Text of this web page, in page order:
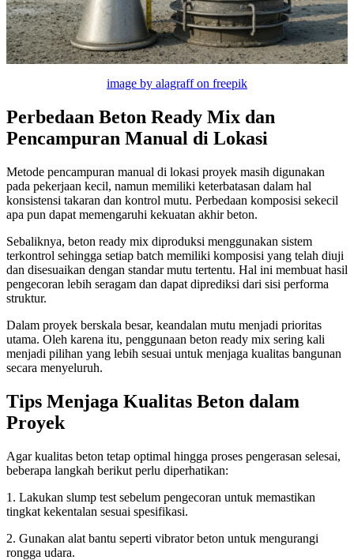
image by alagraff on freepik
Perbedaan Beton Ready Mix dan
Pencampuran Manual di Lokasi
Metode pencampuran manual di lokasi proyek masih digunakan
pada pekerjaan kecil, namun memiliki keterbatasan dalam hal
konsistensi takaran dan kontrol mutu. Perbedaan komposisi sekecil
apa pun dapat memengaruhi kekuatan akhir beton.
Sebaliknya, beton ready mix diproduksi menggunakan sistem
terkontrol sehingga setiap batch memiliki komposisi yang telah diuji
dan disesuaikan dengan standar mutu tertentu. Hal ini membuat hasil
pengecoran lebih seragam dan dapat diprediksi dari sisi performa
struktur.
Dalam proyek berskala besar, keandalan mutu menjadi prioritas
utama. Oleh karena itu, penggunaan beton ready mix sering kali
menjadi pilihan yang lebih sesuai untuk menjaga kualitas bangunan
secara menyeluruh.
Tips Menjaga Kualitas Beton dalam
Proyek
Agar kualitas beton tetap optimal hingga proses pengerasan selesai,
beberapa langkah berikut perlu diperhatikan:
1. Lakukan slump test sebelum pengecoran untuk memastikan
tingkat kekentalan sesuai spesifikasi.
2. Gunakan alat bantu seperti vibrator beton untuk mengurangi
rongga udara.